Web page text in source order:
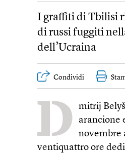
I graffiti di Tbilisi
di russi fuggiti
dell’Ucraina
Condividi
D
mitrij
arancione
novembre
ventiquattro ore